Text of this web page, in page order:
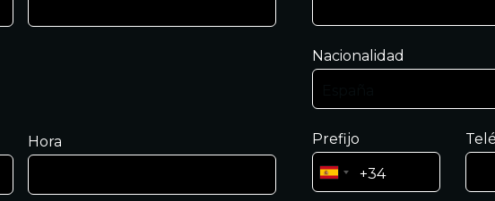
Hora
Nacionalidad
Prefijo